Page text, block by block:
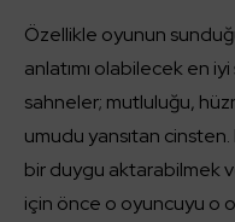
Özellikle oyunun
anlatımı olabilecek en
sahneler; mutluluğu,
umudu yansıtan
bir duygu aktarabilmek
için önce o oyuncuyu o